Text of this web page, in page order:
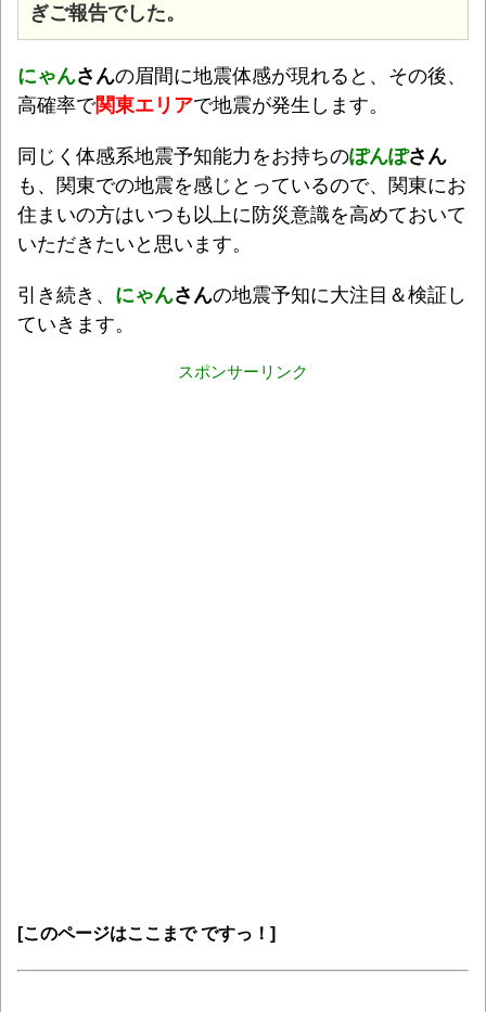
ぎご報告でした。
にゃんさんの眉間に地震体感が現れると、その後、
高確率で関東エリアで地震が発生します。
同じく体感系地震予知能力をお持ちのぽんぽさん
も、関東での地震を感じとっているので、関東にお
住まいの方はいつも以上に防災意識を高めておいて
いただきたいと思います。
引き続き、 にゃんさんの地震予知に大注目＆検証し
ていきます。
スポンサーリンク
[このページはここまで ですっ！]